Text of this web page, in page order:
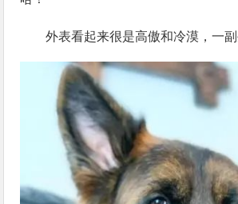
外表看起来很是高傲和冷漠，一